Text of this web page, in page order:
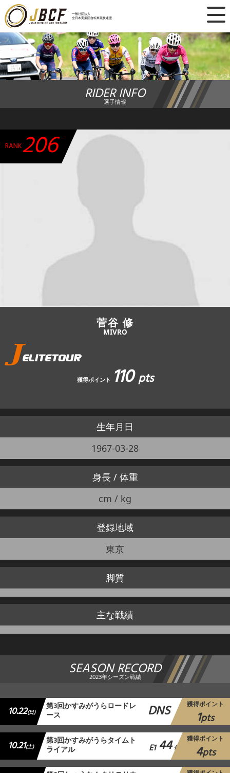
一般社団法人
全日本実業団自転車競技連盟
×
ニュース
レース日程
ランキング
チーム・選手
加盟・登録
エントリー
JBCF ROAD SERIESとは
RIDER INFO
選手情報
RANK206
菅谷 修
MIVRO
獲得ポイント 110pts
生年月日
1967-03-28
身長 / 体重
cm / kg
登録地域
東京
脚質
主な戦績
SEASON RECORD
2023年シーズン戦績
10.22(日) 第3回かすみがうらロードレ
ース DNS 獲得ポイント
1pts
10.21(土) 第3回かすみがうらタイムト
ライアル E1 44 位
獲得ポイント
4pts